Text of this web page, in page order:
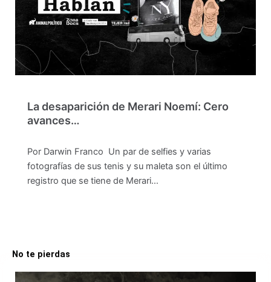
La desaparición de Merari Noemí: Cero
avances…
Por Darwin Franco Un par de selfies y varias
fotografías de sus tenis y su maleta son el último
registro que se tiene de Merari…
No te pierdas